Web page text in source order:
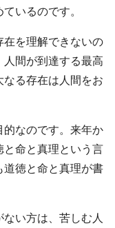
いるのです。
在を理解できないの
間が到達する最高
る存在は人間をお
的なのです。来年か
と命と真理という言
道徳と命と真理が書
い方は、苦しむ人